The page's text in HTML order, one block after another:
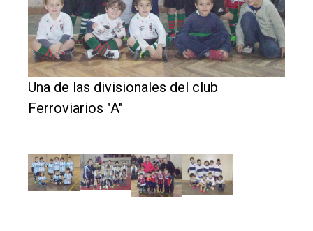
Tendencia
Int.
General
Política
Cultura
Entrevistas
Rural
Deportes
Fúnebres
Una de las divisionales del club
Ferroviarios "A"